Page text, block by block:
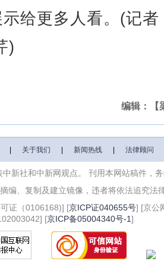
给更多人看。(记者
)
编辑：【
关于我们 新闻热线| 法律顾问
新社和中新网观点。 刊用本网站稿件，
编、复制及建立镜像，违者将依法追究法
证（0106168)] [京ICP证040655号] [京公
[京ICP备05004340号-1]